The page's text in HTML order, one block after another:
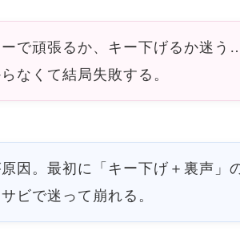
ーで頑張るか、キー下げるか迷
なくて結局失敗する。
因。最初に「キー下げ＋裏声」
ビで迷って崩れる。